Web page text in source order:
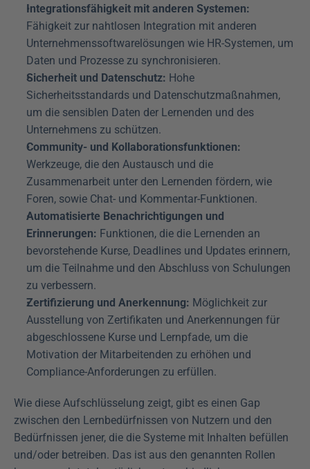
Integrationsfähigkeit mit anderen Systemen:
Fähigkeit zur nahtlosen Integration mit anderen
Unternehmenssoftwarelösungen wie HR-Systemen, um
Daten und Prozesse zu synchronisieren.
Sicherheit und Datenschutz: Hohe
Sicherheitsstandards und Datenschutzmaßnahmen,
um die sensiblen Daten der Lernenden und des
Unternehmens zu schützen.
Community- und Kollaborationsfunktionen:
Werkzeuge, die den Austausch und die
Zusammenarbeit unter den Lernenden fördern, wie
Foren, sowie Chat- und Kommentar-Funktionen.
Automatisierte Benachrichtigungen und
Erinnerungen: Funktionen, die die Lernenden an
bevorstehende Kurse, Deadlines und Updates erinnern,
um die Teilnahme und den Abschluss von Schulungen
zu verbessern.
Zertifizierung und Anerkennung: Möglichkeit zur
Ausstellung von Zertifikaten und Anerkennungen für
abgeschlossene Kurse und Lernpfade, um die
Motivation der Mitarbeitenden zu erhöhen und
Compliance-Anforderungen zu erfüllen.
Wie diese Aufschlüsselung zeigt, gibt es einen Gap
zwischen den Lernbedürfnissen von Nutzern und den
Bedürfnissen jener, die die Systeme mit Inhalten befüllen
und/oder betreiben. Das ist aus den genannten Rollen